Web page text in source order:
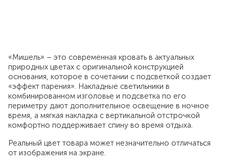
«Мишель» – это современная кровать в актуальных
природных цветах с оригинальной конструкцией
основания, которое в сочетании с подсветкой создает
«эффект парения». Накладные светильники в
комбинированном изголовье и подсветка по его
периметру дают дополнительное освещение в ночное
время, а мягкая накладка с вертикальной отстрочкой
комфортно поддерживает спину во время отдыха.
Реальный цвет товара может незначительно отличаться
от изображения на экране.